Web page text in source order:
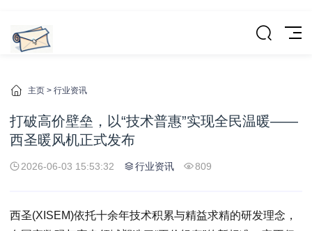
主页 > 行业资讯
打破高价壁垒，以“技术普惠”实现全民温暖——
西圣暖风机正式发布
2026-06-03 15:53:32 行业资讯 809
西圣(XISEM)依托十余年技术积累与精益求精的研发理念，